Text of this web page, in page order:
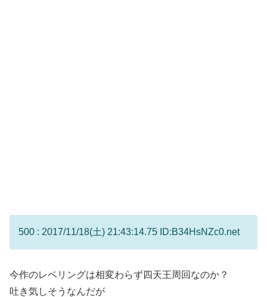
500 : 2017/11/18(土) 21:43:14.75 ID:B34HsNZc0.net
今作のレベリングは相変わらず四天王周回なのか？
吐き気しそうなんだが